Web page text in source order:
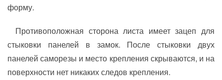
форму.
Противоположная сторона листа имеет зацеп для
стыковки панелей в замок. После стыковки двух
панелей саморезы и место крепления скрываются, и на
поверхности нет никаких следов крепления.